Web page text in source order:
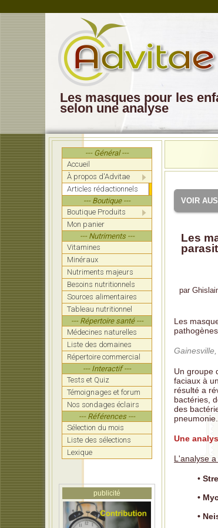
Les masques pour les
selon une analyse
--- Général ---
Accueil
À propos d'Advitae
Articles rédactionnels
--- Boutique ---
Boutique Produits
Mon panier
--- Nutriments ---
Vitamines
Minéraux
Nutriments majeurs
Besoins nutritionnels
Sources alimentaires
Tableau nutritionnel
--- Répertoire santé ---
Médecines naturelles
Liste des domaines
Répertoire commercial
--- Interactif ---
Tests et Quiz
Témoignages et forum
Nos sondages éclairs
--- Références ---
Sélection du mois
Liste des sélections
Lexique
publicité
Les
par
Les
Un groupe
faciaux à
résulté a
bactéries,
des
Une
L'analyse
•
•
•